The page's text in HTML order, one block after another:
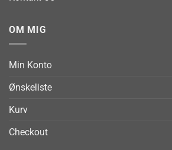
OM MIG
Min Konto
Ønskeliste
Kurv
Checkout